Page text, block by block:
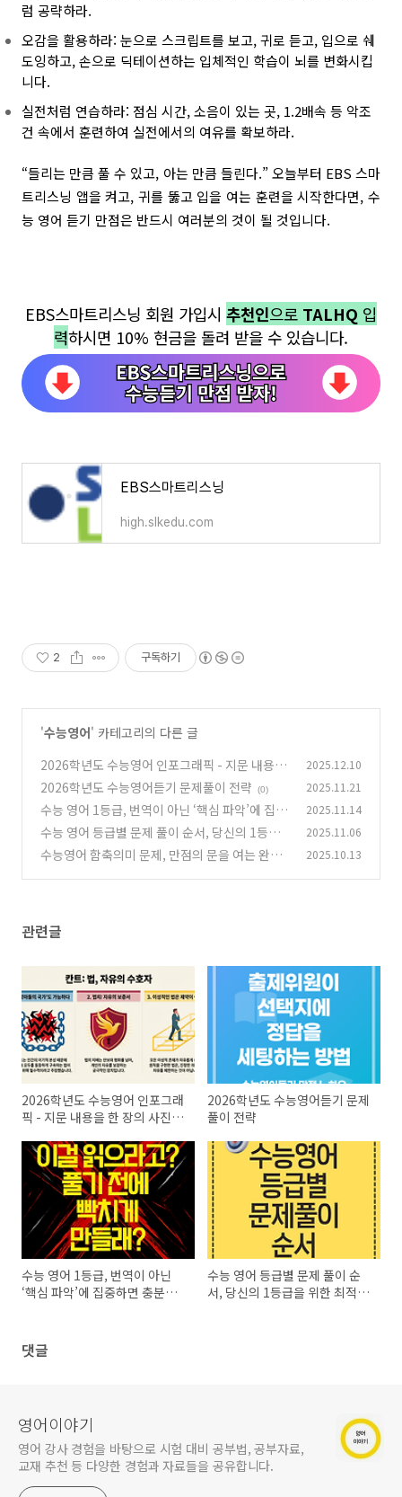
럼 공략하라.
오감을 활용하라: 눈으로 스크립트를 보고, 귀로 듣고, 입으로 쉐
도잉하고, 손으로 딕테이션하는 입체적인 학습이 뇌를 변화시킵
니다.
실전처럼 연습하라: 점심 시간, 소음이 있는 곳, 1.2배속 등 악조
건 속에서 훈련하여 실전에서의 여유를 확보하라.
“들리는 만큼 풀 수 있고, 아는 만큼 들린다.” 오늘부터 EBS 스마
트리스닝 앱을 켜고, 귀를 뚫고 입을 여는 훈련을 시작한다면, 수
능 영어 듣기 만점은 반드시 여러분의 것이 될 것입니다.
EBS스마트리스닝 회원 가입시 추천인으로 TALHQ 입
력하시면 10% 현금을 돌려 받을 수 있습니다.
EBS스마트리스닝
high.slkedu.com
2 구독하기
'수능영어' 카테고리의 다른 글
2026학년도 수능영어 인포그래픽 - 지문 내용을
한 장의 사진으로 (0)
2025.12.10
2026학년도 수능영어듣기 문제풀이 전략 (0) 2025.11.21
수능 영어 1등급, 번역이 아닌 ‘핵심 파악’에 집중
하면 충분합니다
(1)
2025.11.14
수능 영어 등급별 문제 풀이 순서, 당신의 1등급
을 위한 최적의 전략! (0)
2025.11.06
수능영어 함축의미 문제, 만점의 문을 여는 완벽
2025.10.13
관련글
2026학년도 수능영어 인포그래
픽 - 지문 내용을 한 장의 사진으
2026학년도 수능영어듣기 문제
풀이 전략
수능 영어 1등급, 번역이 아닌
‘핵심 파악’에 집중하면 충분합
수능 영어 등급별 문제 풀이 순
서, 당신의 1등급을 위한 최적의
댓글
영어이야기
영어 강사 경험을 바탕으로 시험 대비 공부법, 공부자료,
교재 추천 등 다양한 경험과 자료들을 공유합니다.